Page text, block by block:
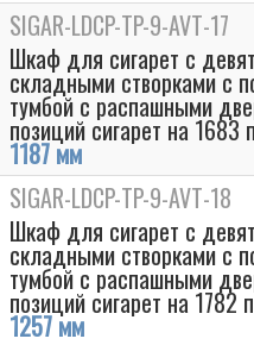
SIGAR-LDCP-TP-9-AVT-17
Шкаф для сигарет с
складными створками с
тумбой с распашными
позиций сигарет на 1683
1187 мм
SIGAR-LDCP-TP-9-AVT-18
Шкаф для сигарет с
складными створками с
тумбой с распашными
позиций сигарет на 1782
1257 мм